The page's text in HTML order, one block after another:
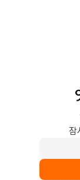
잠